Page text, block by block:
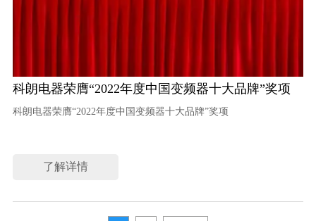
科朗电器荣膺“2022年度中国变频器十大品牌”奖项
科朗电器荣膺“2022年度中国变频器十大品牌”奖项
了解详情